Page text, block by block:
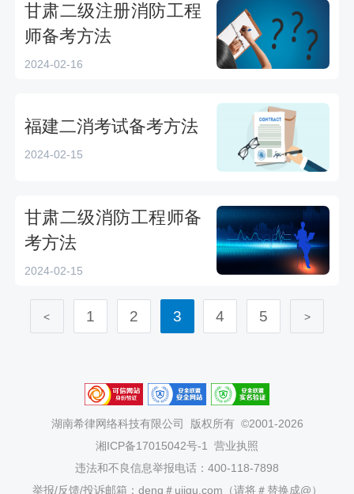
甘肃二级注册消防工程
师备考方法
2024-02-16
福建二消考试备考方法
2024-02-15
甘肃二级消防工程师备
考方法
2024-02-15
< 1 2 3 4 5 >
湖南希律网络科技有限公司
版权所有 ©2001-2026
湘ICP备17015042号-1
营业执照
违法和不良信息举报电话：400-118-7898
举报/反馈/投诉邮箱：deng＃ujigu.com（请将＃替换成@）